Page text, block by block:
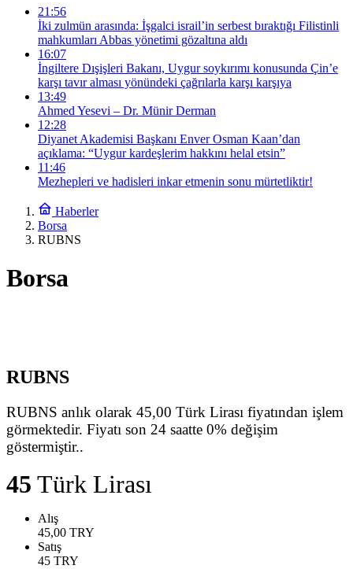
21:56
İki zulmün arasında: İşgalci israil’in serbest bıraktığı Filistinli
mahkumları Abbas yönetimi gözaltına aldı
16:07
İngiltere Dışişleri Bakanı, Uygur soykırımı konusunda Çin’e
karşı tavır alması yönündeki çağrılarla karşı karşıya
13:49
Ahmed Yesevi – Dr. Münir Derman
12:28
Diyanet Akademisi Başkanı Enver Osman Kaan’dan
açıklama: “Uygur kardeşlerim hakkını helal etsin”
11:46
Mezhepleri ve hadisleri inkar etmenin sonu mürtetliktir!
Haberler
Borsa
RUBNS
Borsa
RUBNS
RUBNS anlık olarak 45,00 Türk Lirası fiyatından işlem
görmektedir. Fiyatı son 24 saatte 0% değişim
göstermiştir..
45 Türk Lirası
Alış
45,00 TRY
Satış
45 TRY